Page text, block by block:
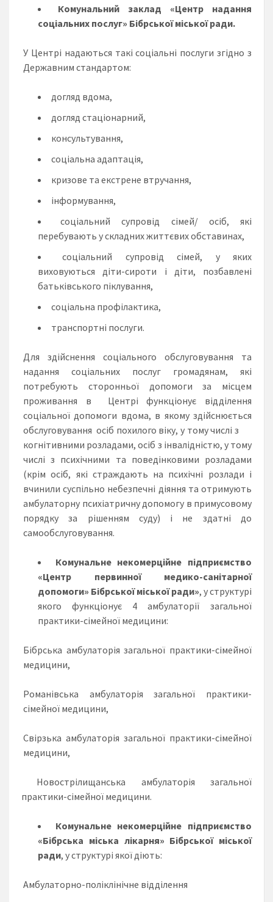
Комунальний заклад «Центр надання
соціальних послуг» Бібрської міської ради.
У Центрі надаються такі соціальні послуги згідно з
Державним стандартом:
догляд вдома,
догляд стаціонарний,
консультування,
соціальна адаптація,
кризове та екстрене втручання,
інформування,
соціальний супровід сімей/ осіб, які
перебувають у складних життєвих обставинах,
соціальний супровід сімей, у яких
виховуються діти-сироти і діти, позбавлені
батьківського піклування,
соціальна профілактика,
транспортні послуги.
Для здійснення соціального обслуговування та
надання соціальних послуг громадянам, які
потребують сторонньої допомоги за місцем
проживання в Центрі функціонує відділення
соціальної допомоги вдома, в якому здійснюється
обслуговування осіб похилого віку, у тому числі з
когнітивними розладами, осіб з інвалідністю, у тому
числі з психічними та поведінковими розладами
(крім осіб, які страждають на психічні розлади і
вчинили суспільно небезпечні діяння та отримують
амбулаторну психіатричну допомогу в примусовому
порядку за рішенням суду) і не здатні до
самообслуговування.
Комунальне некомерційне підприємство
«Центр первинної медико-санітарної
допомоги» Бібрської міської ради», у структурі
якого функціонує 4 амбулаторії загальної
практики-сімейної медицини:
Бібрська амбулаторія загальної практики-сімейної
медицини,
Романівська амбулаторія загальної практики-
сімейної медицини,
Свірзька амбулаторія загальної практики-сімейної
медицини,
Новострілищанська амбулаторія загальної
практики-сімейної медицини.
Комунальне некомерційне підприємство
«Бібрська міська лікарня» Бібрської міської
ради, у структурі якої діють:
Амбулаторно-поліклінічне відділення